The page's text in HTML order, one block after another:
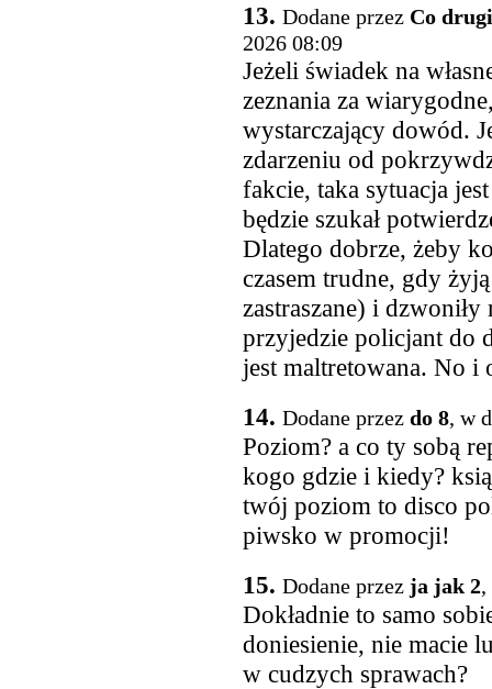
13. Dodane przez Co
2026 08:09
Jeżeli świadek na
zeznania za
wystarczający dowód.
zdarzeniu od
fakcie, taka sytuacja
będzie szukał
Dlatego dobrze, żeby
czasem trudne, gdy
zastraszane) i
przyjedzie policjant do
jest maltretowana. No i
14. Dodane przez do 8, w
Poziom? a co ty sobą
kogo gdzie i kiedy?
twój poziom to disco
piwsko w promocji!
15. Dodane przez ja jak 2,
Dokładnie to samo
doniesienie, nie macie
w cudzych sprawach?